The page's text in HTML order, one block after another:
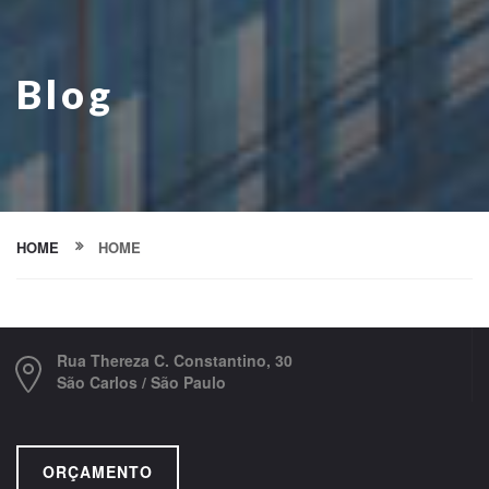
Blog
HOME HOME
Rua Thereza C. Constantino, 30
São Carlos / São Paulo
ORÇAMENTO